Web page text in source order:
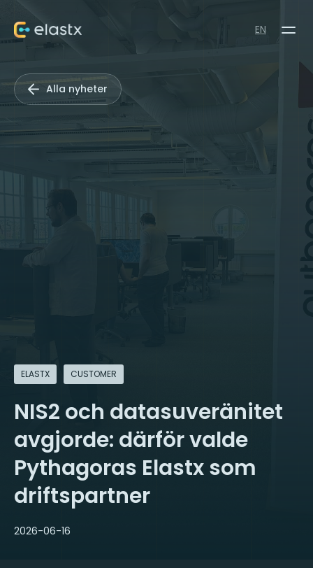
EN
Alla nyheter
ELASTX CUSTOMER
NIS2 och datasuveränitet
avgjorde: därför valde
Pythagoras Elastx som
driftspartner
2026-06-16